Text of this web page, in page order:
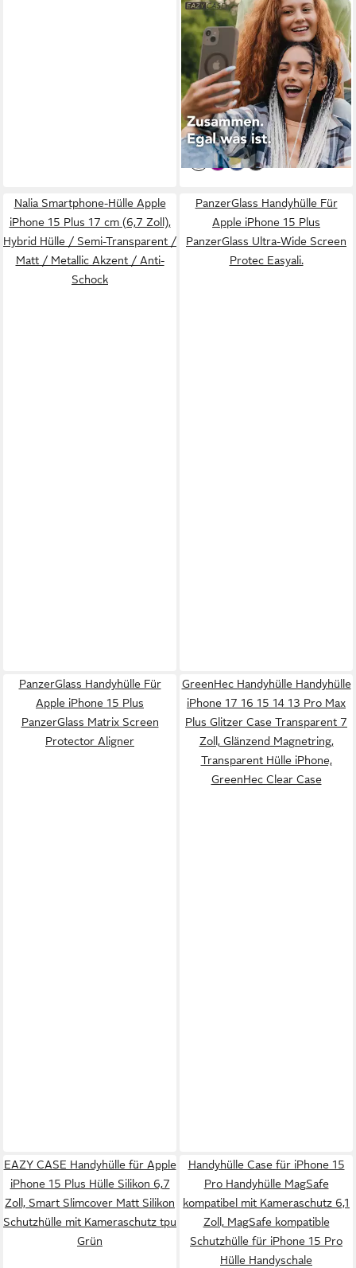
EAZY CASE
Handyhülle Outdoor iPhone
15 Plus Case MagSafe
Rotation Ring 6,7 Zoll, Slim
Cover Handyhülle stoßfest
Silikon Case Outdoorcase
kratzfest Grau
28,59 € 43,99 €
-35%
lieferbar - in 2-3 Werktagen bei dir
Nalia Smartphone-Hülle Apple
iPhone 15 Plus 17 cm (6,7 Zoll),
Hybrid Hülle / Semi-Transparent /
Matt / Metallic Akzent / Anti-
Schock
PanzerGlass Handyhülle Für
Apple iPhone 15 Plus
PanzerGlass Ultra-Wide Screen
Protec Easyali.
PanzerGlass Handyhülle Für
Apple iPhone 15 Plus
PanzerGlass Matrix Screen
Protector Aligner
GreenHec Handyhülle Handyhülle
iPhone 17 16 15 14 13 Pro Max
Plus Glitzer Case Transparent 7
Zoll, Glänzend Magnetring,
Transparent Hülle iPhone,
GreenHec Clear Case
EAZY CASE Handyhülle für Apple
iPhone 15 Plus Hülle Silikon 6,7
Zoll, Smart Slimcover Matt Silikon
Schutzhülle mit Kameraschutz tpu
Grün
Handyhülle Case für iPhone 15
Pro Handyhülle MagSafe
kompatibel mit Kameraschutz 6,1
Zoll, MagSafe kompatible
Schutzhülle für iPhone 15 Pro
Hülle Handyschale